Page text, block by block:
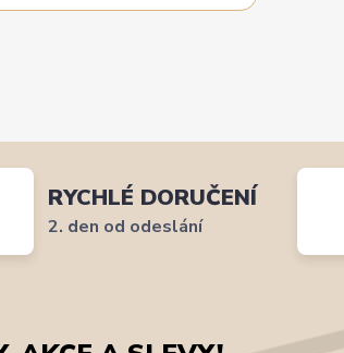
RYCHLÉ DORUČENÍ
2. den od odeslání